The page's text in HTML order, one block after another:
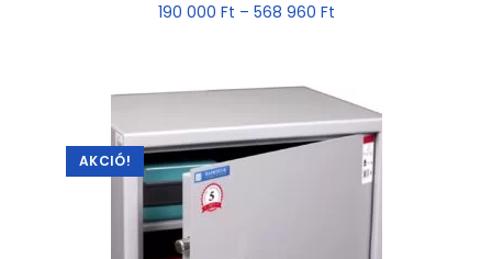
190 000 Ft – 568 960 Ft
AKCIÓ!